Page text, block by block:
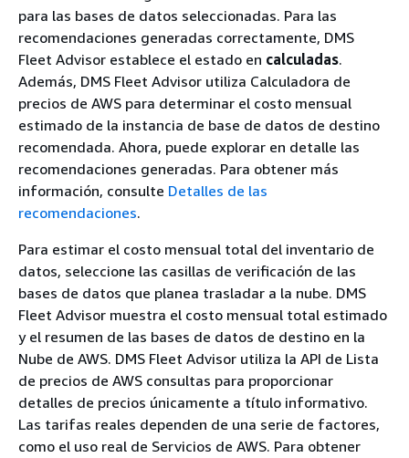
para las bases de datos seleccionadas. Para las
recomendaciones generadas correctamente, DMS
Fleet Advisor establece el estado en calculadas.
Además, DMS Fleet Advisor utiliza Calculadora de
precios de AWS para determinar el costo mensual
estimado de la instancia de base de datos de destino
recomendada. Ahora, puede explorar en detalle las
recomendaciones generadas. Para obtener más
información, consulte Detalles de las
recomendaciones.
Para estimar el costo mensual total del inventario de
datos, seleccione las casillas de verificación de las
bases de datos que planea trasladar a la nube. DMS
Fleet Advisor muestra el costo mensual total estimado
y el resumen de las bases de datos de destino en la
Nube de AWS. DMS Fleet Advisor utiliza la API de Lista
de precios de AWS consultas para proporcionar
detalles de precios únicamente a título informativo.
Las tarifas reales dependen de una serie de factores,
como el uso real de Servicios de AWS. Para obtener